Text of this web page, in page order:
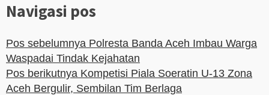
Navigasi pos
Pos sebelumnya Polresta Banda Aceh Imbau Warga
Waspadai Tindak Kejahatan
Pos berikutnya Kompetisi Piala Soeratin U-13 Zona
Aceh Bergulir, Sembilan Tim Berlaga